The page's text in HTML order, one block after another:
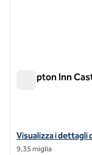
Hampton Inn
Visualizza i dettagli
Visualizza i dettagli
9,35 miglia